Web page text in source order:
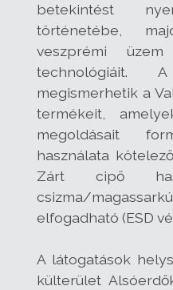
betekintést
történetébe,
veszprémi
technológiáit.
megismerhetik a
termékeit,
megoldásait
használata
Zárt cipő
csizma/
elfogadható (ESD
A látogatások
külterület